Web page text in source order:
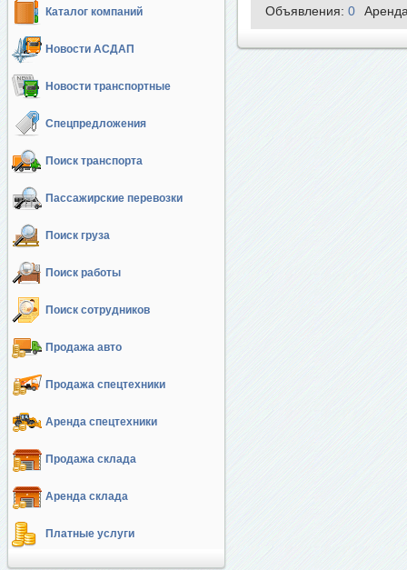
Каталог компаний
Новости АСДАП
Новости транспортные
Спецпредложения
Поиск транспорта
Пассажирские перевозки
Поиск груза
Поиск работы
Поиск сотрудников
Продажа авто
Продажа спецтехники
Аренда спецтехники
Продажа склада
Аренда склада
Платные услуги
Объявления: 0